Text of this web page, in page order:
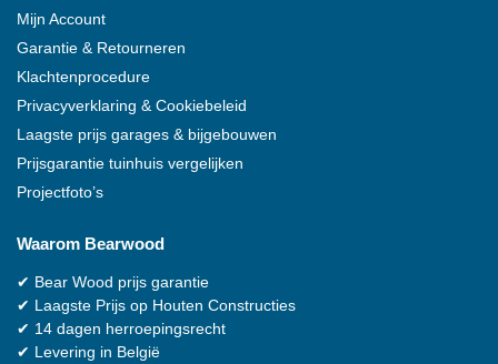
Mijn Account
Garantie & Retourneren
Klachtenprocedure
Privacyverklaring & Cookiebeleid
Laagste prijs garages & bijgebouwen
Prijsgarantie tuinhuis vergelijken
Projectfoto’s
Waarom Bearwood
✔ Bear Wood prijs garantie
✔ Laagste Prijs op Houten Constructies
✔ 14 dagen herroepingsrecht
✔ Levering in België